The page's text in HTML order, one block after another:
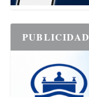
PUBLICIDAD